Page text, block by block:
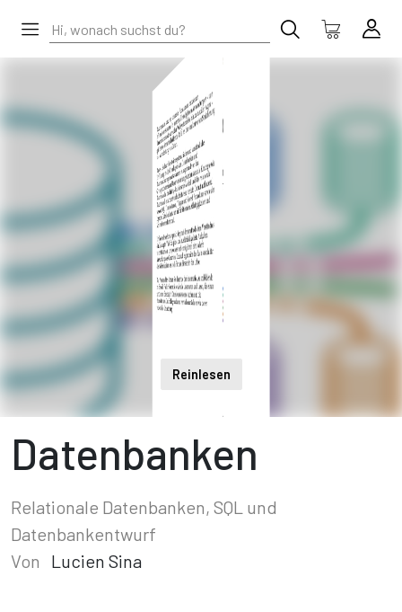
Reinlesen
Datenbanken
Relationale Datenbanken, SQL und
Datenbankentwurf
Von
Lucien Sina